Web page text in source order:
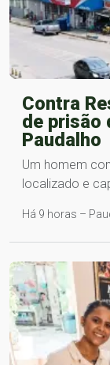
Contra
de prisão
Paudalho
Um homem
localizado e
Há 9 horas –